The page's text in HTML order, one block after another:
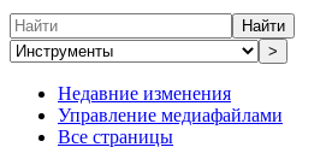
Найти
>
Недавние изменения
Управление медиафайлами
Все страницы